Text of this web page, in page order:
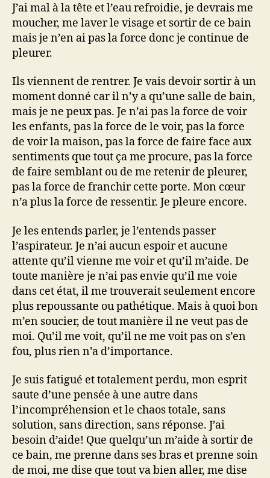
J’ai mal à la tête et l’eau refroidie, je devrais me
moucher, me laver le visage et sortir de ce bain
mais je n’en ai pas la force donc je continue de
pleurer.
Ils viennent de rentrer. Je vais devoir sortir à un
moment donné car il n’y a qu’une salle de bain,
mais je ne peux pas. Je n’ai pas la force de voir
les enfants, pas la force de le voir, pas la force
de voir la maison, pas la force de faire face aux
sentiments que tout ça me procure, pas la force
de faire semblant ou de me retenir de pleurer,
pas la force de franchir cette porte. Mon cœur
n’a plus la force de ressentir. Je pleure encore.
Je les entends parler, je l’entends passer
l’aspirateur. Je n’ai aucun espoir et aucune
attente qu’il vienne me voir et qu’il m’aide. De
toute manière je n’ai pas envie qu’il me voie
dans cet état, il me trouverait seulement encore
plus repoussante ou pathétique. Mais à quoi bon
m’en soucier, de tout manière il ne veut pas de
moi. Qu’il me voit, qu’il ne me voit pas on s’en
fou, plus rien n’a d’importance.
Je suis fatigué et totalement perdu, mon esprit
saute d’une pensée à une autre dans
l’incompréhension et le chaos totale, sans
solution, sans direction, sans réponse. J’ai
besoin d’aide! Que quelqu’un m’aide à sortir de
ce bain, me prenne dans ses bras et prenne soin
de moi, me dise que tout va bien aller, me dise